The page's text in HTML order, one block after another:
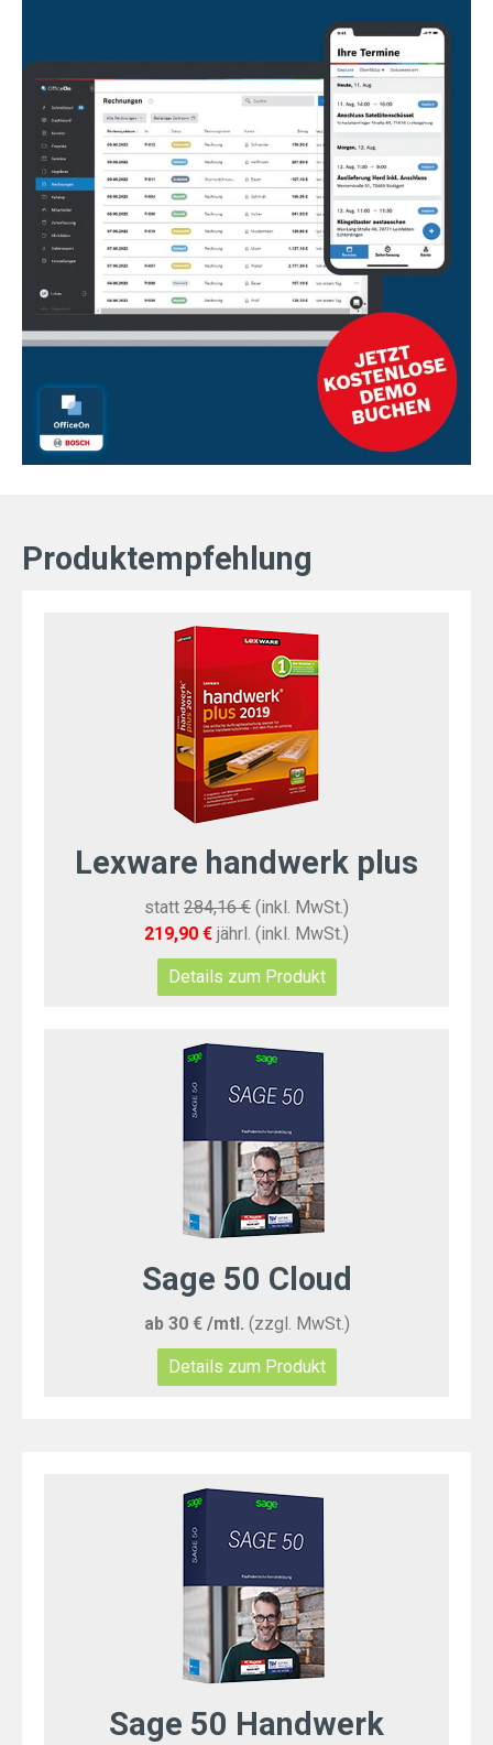
Produktempfehlung
Lexware handwerk plus
statt 284,16 € (inkl. MwSt.)
219,90 € jährl. (inkl. MwSt.)
Details zum Produkt
Sage 50 Cloud
ab 30 € /mtl. (zzgl. MwSt.)
Details zum Produkt
Sage 50 Handwerk